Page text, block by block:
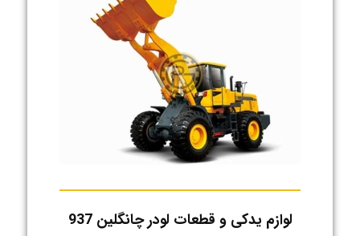
لوازم یدکی و قطعات لودر چانگلین 937